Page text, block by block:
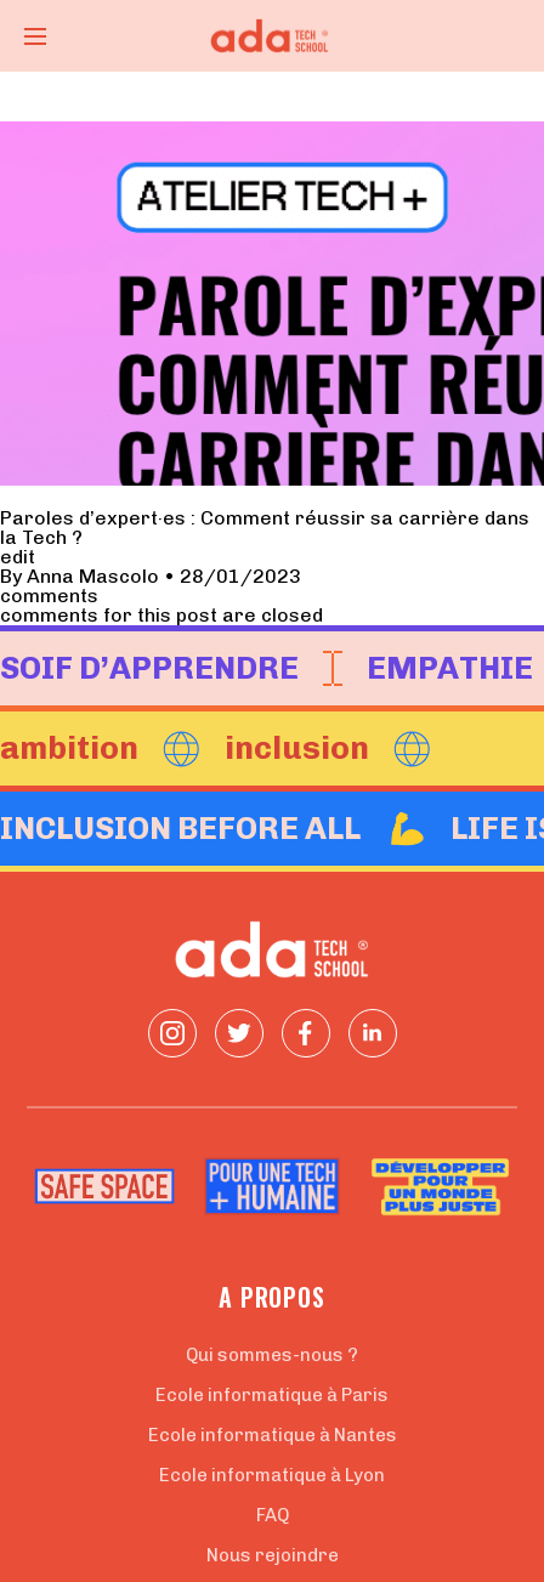
Paroles d’expert·es : Comment réussir sa carrière dans
la Tech ?
edit
ByAnna Mascolo • 28/01/2023
comments
comments for this post are closed
SOIF D’APPRENDRE EMPATHIE
ambition inclusion
INCLUSION BEFORE ALL LIFE
A PROPOS
Qui sommes-nous ?
Ecole informatique à Paris
Ecole informatique à Nantes
Ecole informatique à Lyon
FAQ
Nous rejoindre